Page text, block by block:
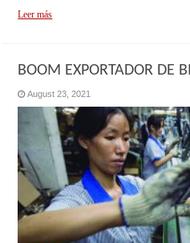
Leer más
BOOM EXPORTADOR DE
August 23, 2021